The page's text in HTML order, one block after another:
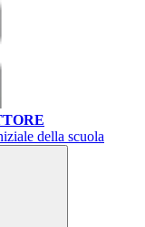
della scuola